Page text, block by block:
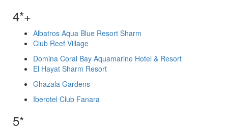
4*+
Albatros Aqua Blue Resort Sharm
Club Reef Village
Domina Coral Bay Aquamarine Hotel & Resort
El Hayat Sharm Resort
Ghazala Gardens
Iberotel Club Fanara
5*